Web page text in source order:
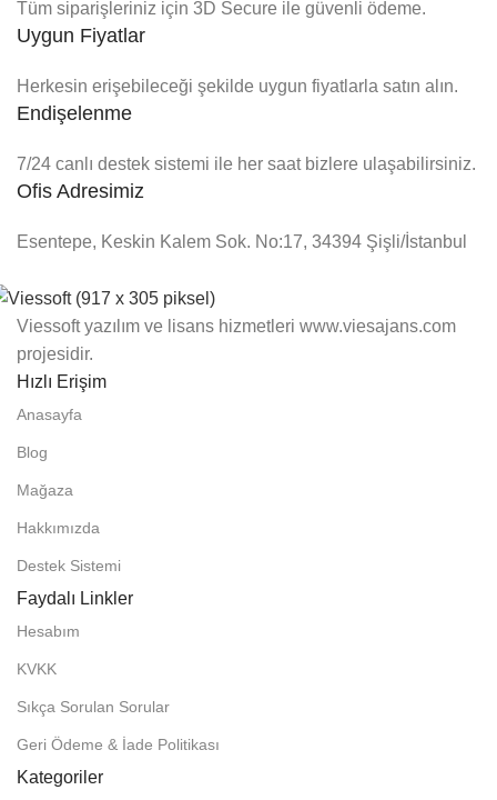
Tüm siparişleriniz için 3D Secure ile güvenli ödeme.
Uygun Fiyatlar
Herkesin erişebileceği şekilde uygun fiyatlarla satın alın.
Endişelenme
7/24 canlı destek sistemi ile her saat bizlere ulaşabilirsiniz.
Ofis Adresimiz
Esentepe, Keskin Kalem Sok. No:17, 34394 Şişli/İstanbul
Viessoft yazılım ve lisans hizmetleri www.viesajans.com
projesidir.
Hızlı Erişim
Anasayfa
Blog
Mağaza
Hakkımızda
Destek Sistemi
Faydalı Linkler
Hesabım
KVKK
Sıkça Sorulan Sorular
Geri Ödeme & İade Politikası
Kategoriler